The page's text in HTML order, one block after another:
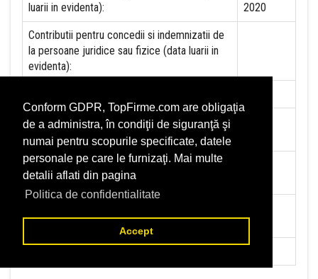
Conform GDPR, TopFirme.com are obligaţia
de a administra, în condiţii de siguranţă şi
numai pentru scopurile specificate, datele
personale pe care le furnizaţi. Mai multe
detalii aflati din pagina
Politica de confidentialitate
Accept
luarii in evidenta):
2020
Contributii pentru concedii si indemnizatii de
la persoane juridice sau fizice (data luarii in
evidenta):
Impozit pe veniturile din salarii si asimilate
salariilor (data luarii in evidenta):
Impozit la titeiul si la gazele naturale din
productia interna (data luarii in evidenta):
inchirieri (data luarii in evidenta):